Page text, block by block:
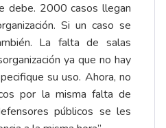
debe. 2000 casos llegan
Si un caso se
La falta de salas
ya que no hay
su uso. Ahora, no
por la misma falta de
públicos se les